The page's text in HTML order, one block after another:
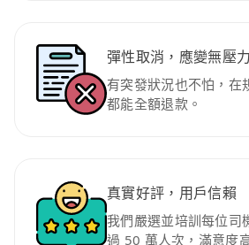
彈性取消，應變無壓力
有突發狀況也不怕，在
都能全額退款。
真實好評，用戶信賴
我們嚴選並培訓每位司
過 50 萬人次，滿意度